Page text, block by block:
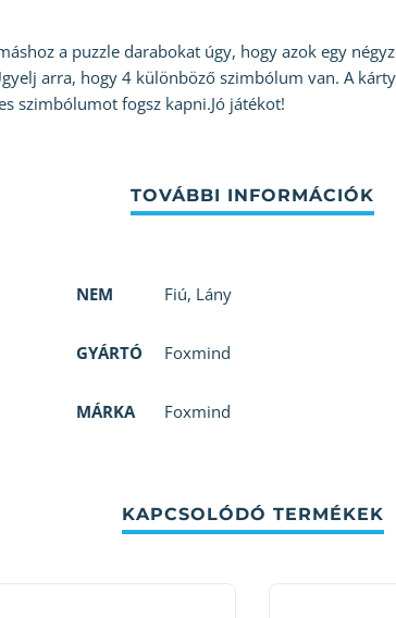
a puzzle darabokat úgy, hogy azok egy
arra, hogy 4 különböző szimbólum van. A
szimbólumot fogsz kapni.Jó játékot!
NEM Fiú, Lány
GYÁRTÓ Foxmind
MÁRKA Foxmind
KAPCSOLÓDÓ TERMÉKEK